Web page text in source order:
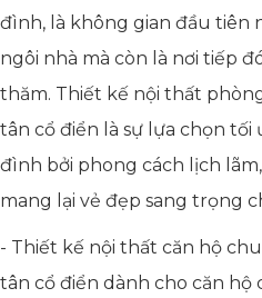
đình, là không gian đầu tiên
ngôi nhà mà còn là nơi tiếp
thăm. Thiết kế nội thất
tân cổ điển là sự lựa chọn
đình bởi phong cách lịch
mang lại vẻ đẹp sang trọng
- Thiết kế nội thất căn hộ
tân cổ điển dành cho căn hộ